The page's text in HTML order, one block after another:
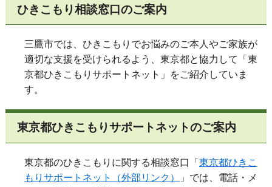
ひきこもり相談窓口のご案内
三鷹市では、ひきこもりでお悩みのご本人やご家族が
適切な支援を受けられるよう、東京都と協力して「東
京都ひきこもりサポートネット」をご紹介していま
す。
東京都ひきこもりサポートネットのご案内
東京都のひきこもりに関する相談窓口「 東京都ひきこ
もりサポートネット（外部リンク）
」では、電話・メ